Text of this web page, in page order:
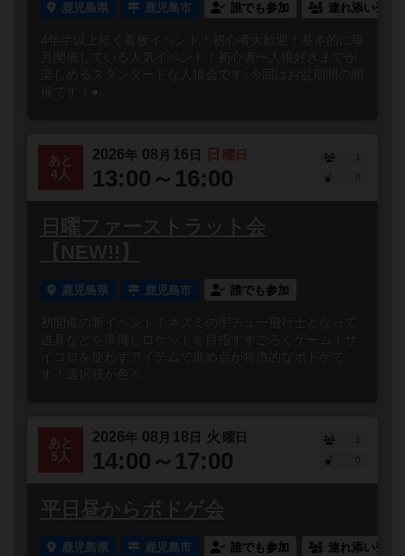
鹿児島県 鹿児島市 誰でも参加 連れ添い登録
4年半以上続く看板イベント！初心者大歓迎！基本的に毎
月開催している人気イベント！初心者〜人狼好きまでが
楽しめるスタンダードな人狼会です♪今回はお盆期間の開
催です！●...
あと
4人
2026年 08 月 16 日 日 曜日
13:00～16:00
1
日曜ファーストラット会
【NEW!!】
鹿児島県 鹿児島市 誰でも参加
初開催の新イベント！ネズミの宇チュー飛行士となって
道具などを準備しロケットを目指すすごろくゲーム！サ
イコロを使わずアイテムで進め点が特徴的なボドゲで
す！選択肢が色々...
あと
5人
2026年 08 月 18 日 火 曜日
14:00～17:00
1
平日昼からボドゲ会
鹿児島県 鹿児島市 誰でも参加 連れ添い登録